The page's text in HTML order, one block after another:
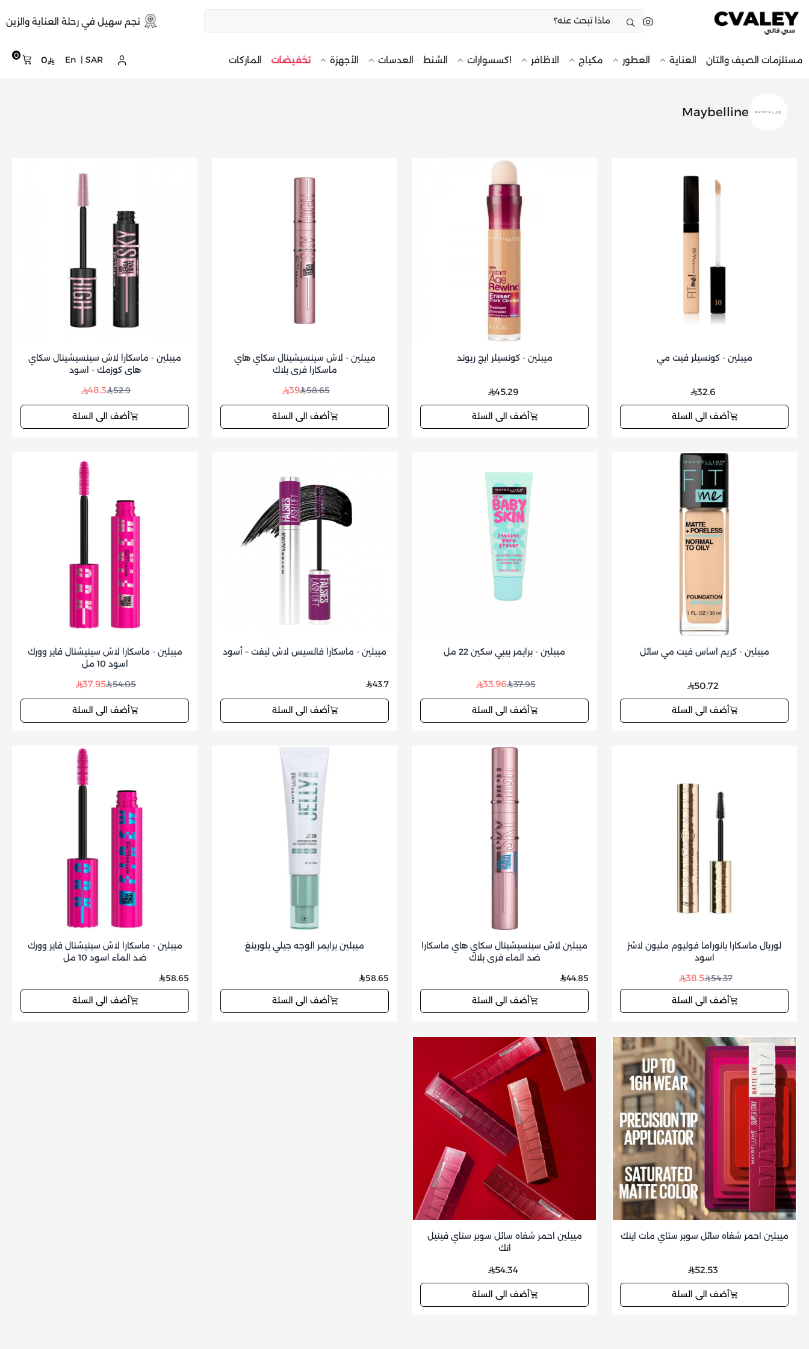
نجم سهيل في رحلة العناية والزين
مستلزمات الصيف والتان العناية العطور مكياج الاظافر اكسسوارات الشنط العدسات الأجهزة تخفيضات الماركات 0 0 En SAR
Maybelline
ميبلين - كونسيلر فيت مي
32.6
أضف الى السلة
ميبلين - كونسيلر ايج ريوند
45.29
أضف الى السلة
ميبلين - لاش سينسيشينال سكاي هاي
ماسكارا فري بلاك
58.65
39
أضف الى السلة
ميبلين - ماسكارا لاش سينسيشينال سكاي
هاي كوزمك - اسود
52.9
48.3
أضف الى السلة
ميبلين - كريم اساس فيت مي سائل
50.72
أضف الى السلة
ميبلين - برايمر بيبي سكين 22 مل
37.95
33.96
أضف الى السلة
ميبلين - ماسكارا فالسيس لاش ليفت – أسود
43.7
أضف الى السلة
ميبلين - ماسكارا لاش سينيشنال فاير وورك
اسود 10 مل
54.05
37.95
أضف الى السلة
لوريال ماسكارا بانوراما فوليوم مليون لاشز
اسود
54.37
38.5
أضف الى السلة
ميبلين لاش سينسيشينال سكاي هاي ماسكارا
ضد الماء فري بلاك
44.85
أضف الى السلة
ميبلين برايمر الوجه جيلي بلورينغ
58.65
أضف الى السلة
ميبلين - ماسكارا لاش سينيشنال فاير وورك
ضد الماء اسود 10 مل
58.65
أضف الى السلة
ميبلين احمر شفاه سائل سوبر ستاي مات اينك
52.53
أضف الى السلة
ميبلين احمر شفاه سائل سوبر ستاي فينيل
انك
54.34
أضف الى السلة